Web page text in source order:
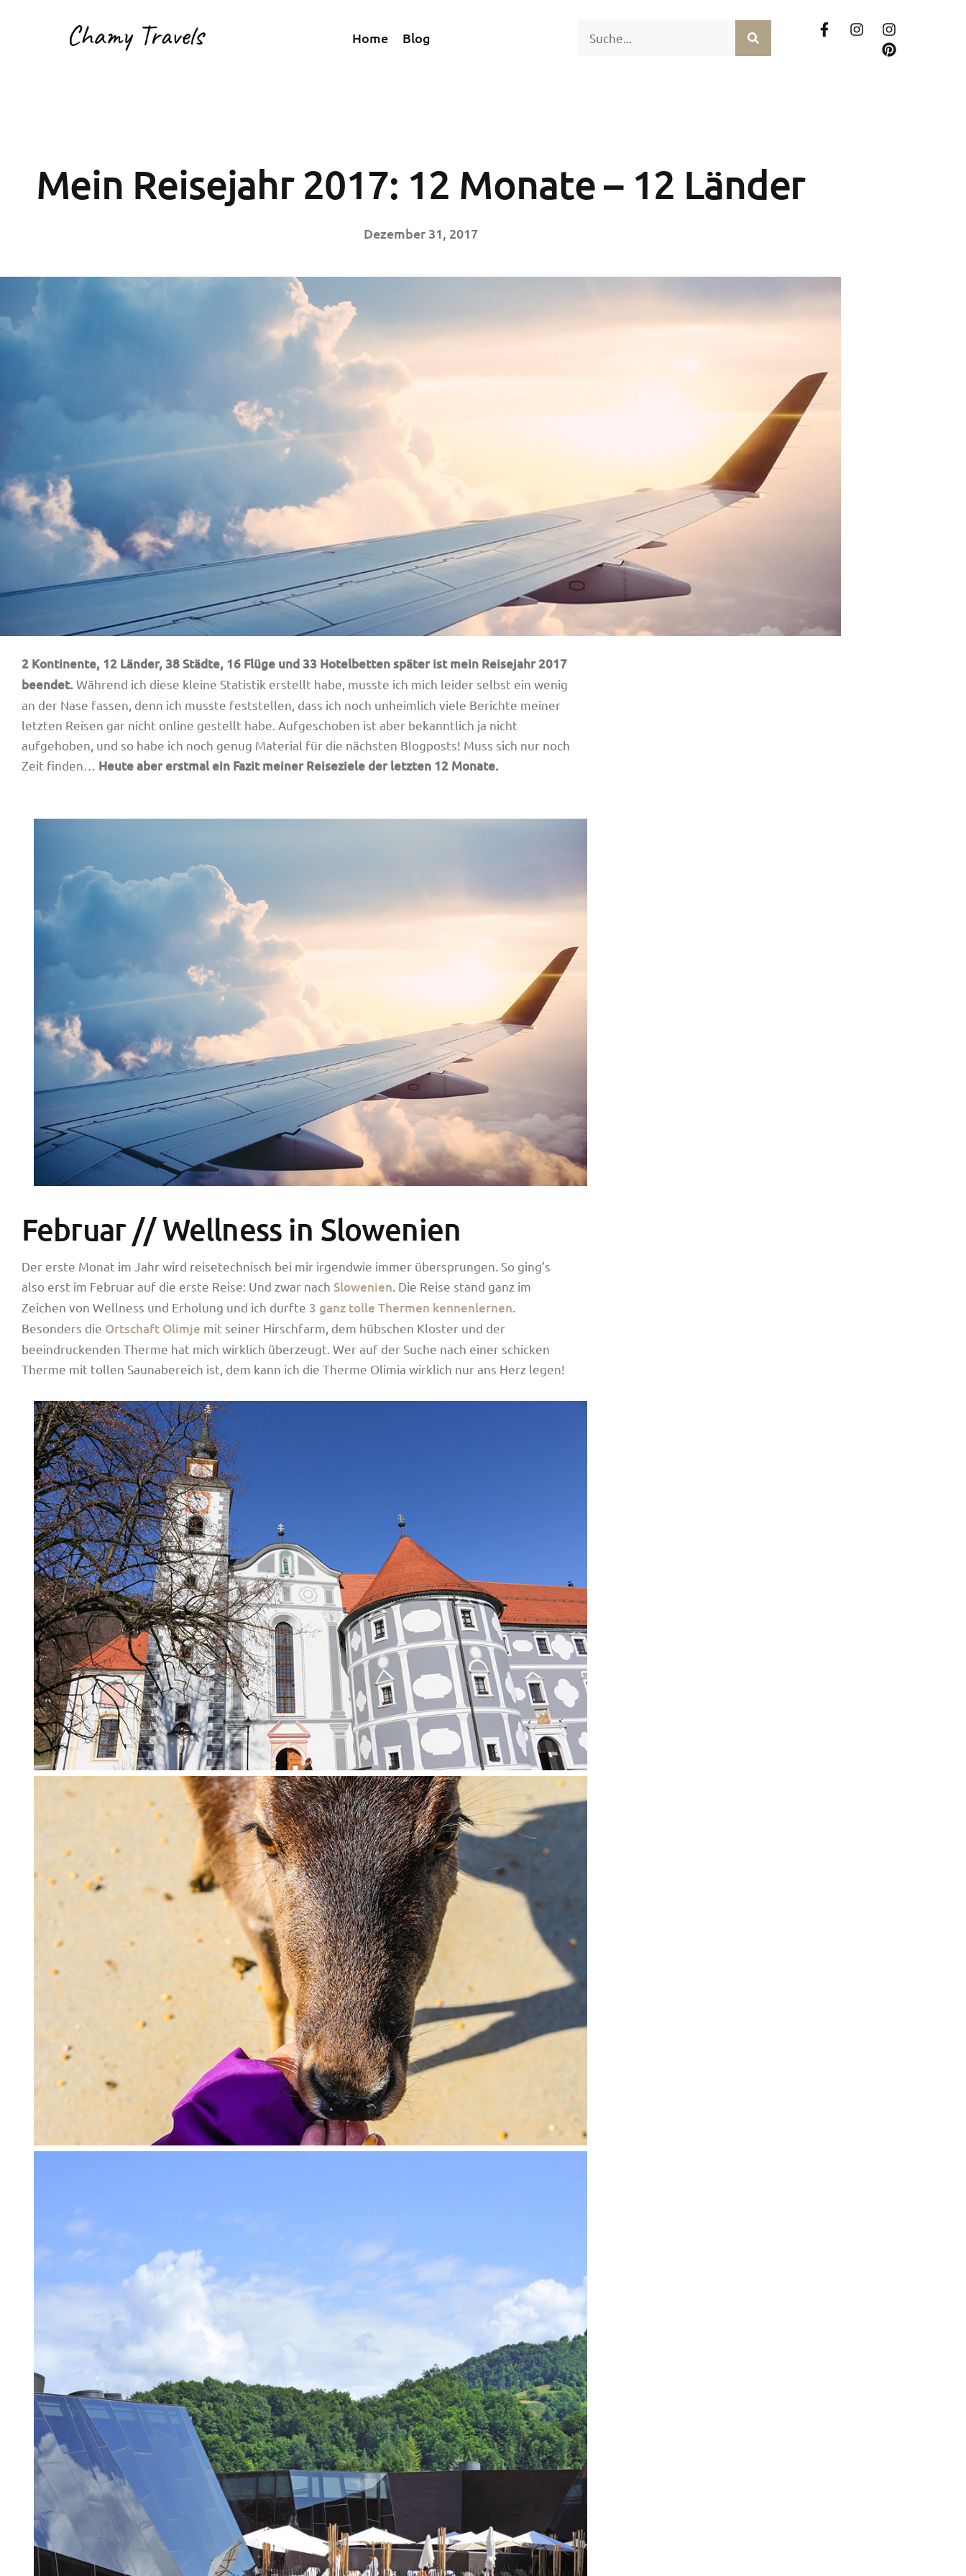
Home Blog
Mein Reisejahr 2017: 12 Monate – 12 Länder
Dezember 31, 2017
2 Kontinente, 12 Länder, 38 Städte, 16 Flüge und 33 Hotelbetten später ist mein Reisejahr 2017
beendet.Während ich diese kleine Statistik erstellt habe, musste ich mich leider selbst ein wenig
an der Nase fassen, denn ich musste feststellen, dass ich noch unheimlich viele Berichte meiner
letzten Reisen gar nicht online gestellt habe. Aufgeschoben ist aber bekanntlich ja nicht
aufgehoben, und so habe ich noch genug Material für die nächsten Blogposts! Muss sich nur noch
Zeit finden… Heute aber erstmal ein Fazit meiner Reiseziele der letzten 12 Monate.
Februar // Wellness in Slowenien
Der erste Monat im Jahr wird reisetechnisch bei mir irgendwie immer übersprungen. So ging’s
also erst im Februar auf die erste Reise: Und zwar nach Slowenien. Die Reise stand ganz im
Zeichen von Wellness und Erholung und ich durfte 3 ganz tolle Thermen kennenlernen.
Besonders die Ortschaft Olimje mit seiner Hirschfarm, dem hübschen Kloster und der
beeindruckenden Therme hat mich wirklich überzeugt. Wer auf der Suche nach einer schicken
Therme mit tollen Saunabereich ist, dem kann ich die Therme Olimia wirklich nur ans Herz legen!